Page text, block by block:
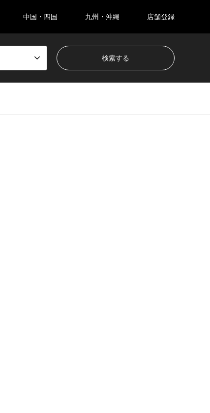
中国・四国 九州・沖縄 店舗登録